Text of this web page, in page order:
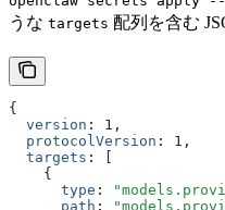
うな targets 配列を含む
{
  version
: 1 ,
  protocolVersion
: 1 ,
  targets
:
    {
      type
:
      path
: